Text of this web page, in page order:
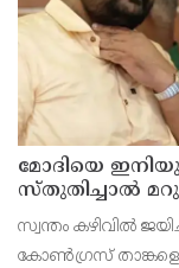
മോദിയെ
സ്തുതിച്ചാല്‍
യൂത്ത്
സ്വന്തം കഴിവില്‍
കോണ്‍ഗ്രസ് താങ്കളെ